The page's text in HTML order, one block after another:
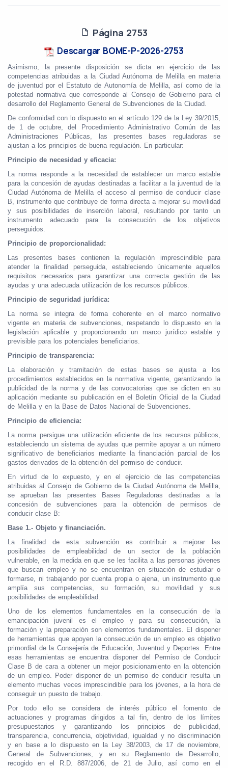
Página 2753
Descargar BOME-P-2026-2753
Asimismo, la presente disposición se dicta en ejercicio de las
competencias atribuidas a la Ciudad Autónoma de Melilla en materia
de juventud por el Estatuto de Autonomía de Melilla, así como de la
potestad normativa que corresponde al Consejo de Gobierno para el
desarrollo del Reglamento General de Subvenciones de la Ciudad.
De conformidad con lo dispuesto en el artículo 129 de la Ley 39/2015,
de 1 de octubre, del Procedimiento Administrativo Común de las
Administraciones Públicas, las presentes bases reguladoras se
ajustan a los principios de buena regulación. En particular:
Principio de necesidad y eficacia:
La norma responde a la necesidad de establecer un marco estable
para la concesión de ayudas destinadas a facilitar a la juventud de la
Ciudad Autónoma de Melilla el acceso al permiso de conducir clase
B, instrumento que contribuye de forma directa a mejorar su movilidad
y sus posibilidades de inserción laboral, resultando por tanto un
instrumento adecuado para la consecución de los objetivos
perseguidos.
Principio de proporcionalidad:
Las presentes bases contienen la regulación imprescindible para
atender la finalidad perseguida, estableciendo únicamente aquellos
requisitos necesarios para garantizar una correcta gestión de las
ayudas y una adecuada utilización de los recursos públicos.
Principio de seguridad jurídica:
La norma se integra de forma coherente en el marco normativo
vigente en materia de subvenciones, respetando lo dispuesto en la
legislación aplicable y proporcionando un marco jurídico estable y
previsible para los potenciales beneficiarios.
Principio de transparencia:
La elaboración y tramitación de estas bases se ajusta a los
procedimientos establecidos en la normativa vigente, garantizando la
publicidad de la norma y de las convocatorias que se dicten en su
aplicación mediante su publicación en el Boletín Oficial de la Ciudad
de Melilla y en la Base de Datos Nacional de Subvenciones.
Principio de eficiencia:
La norma persigue una utilización eficiente de los recursos públicos,
estableciendo un sistema de ayudas que permite apoyar a un número
significativo de beneficiarios mediante la financiación parcial de los
gastos derivados de la obtención del permiso de conducir.
En virtud de lo expuesto, y en el ejercicio de las competencias
atribuidas al Consejo de Gobierno de la Ciudad Autónoma de Melilla,
se aprueban las presentes Bases Reguladoras destinadas a la
concesión de subvenciones para la obtención de permisos de
conducir clase B:
Base 1.- Objeto y financiación.
La finalidad de esta subvención es contribuir a mejorar las
posibilidades de empleabilidad de un sector de la población
vulnerable, en la medida en que se les facilita a las personas jóvenes
que buscan empleo y no se encuentran en situación de estudiar o
formarse, ni trabajando por cuenta propia o ajena, un instrumento que
amplía sus competencias, su formación, su movilidad y sus
posibilidades de empleabilidad.
Uno de los elementos fundamentales en la consecución de la
emancipación juvenil es el empleo y para su consecución, la
formación y la preparación son elementos fundamentales. El disponer
de herramientas que apoyen la consecución de un empleo es objetivo
primordial de la Consejería de Educación, Juventud y Deportes. Entre
esas herramientas se encuentra disponer del Permiso de Conducir
Clase B de cara a obtener un mejor posicionamiento en la obtención
de un empleo. Poder disponer de un permiso de conducir resulta un
elemento muchas veces imprescindible para los jóvenes, a la hora de
conseguir un puesto de trabajo.
Por todo ello se considera de interés público el fomento de
actuaciones y programas dirigidos a tal fin, dentro de los límites
presupuestarios y garantizando los principios de publicidad,
transparencia, concurrencia, objetividad, igualdad y no discriminación
y en base a lo dispuesto en la Ley 38/2003, de 17 de noviembre,
General de Subvenciones, y en su Reglamento de Desarrollo,
recogido en el R.D. 887/2006, de 21 de Julio, así como en el